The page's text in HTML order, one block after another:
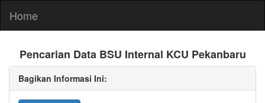
Home
Pencarian Data BSU Internal KCU Pekanbaru
Bagikan Informasi Ini: